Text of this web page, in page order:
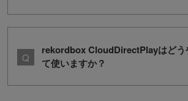
rekordbox CloudDirectPlayはどう
て使いますか？